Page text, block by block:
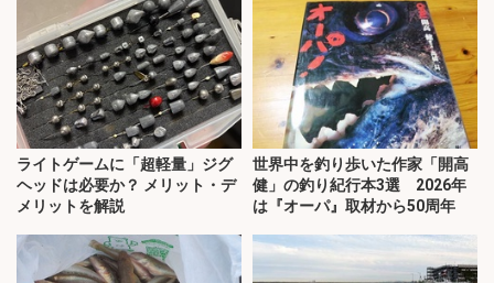
ライトゲームに「超軽量」ジグ
ヘッドは必要か？ メリット・デ
メリットを解説
世界中を釣り歩いた作家「開高
健」の釣り紀行本3選 2026年
は『オーパ』取材から50周年